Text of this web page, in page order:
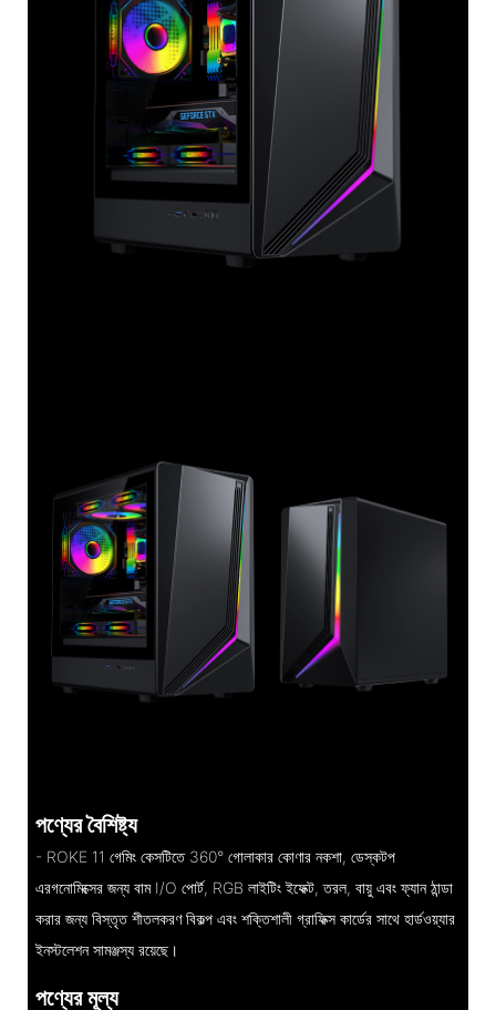
পণ্যের বৈশিষ্ট্য
- ROKE 11 গেমিং কেসটিতে 360° গোলাকার কোণার নকশা, ডেস্কটপ
এরগনোমিক্সের জন্য বাম I/O পোর্ট, RGB লাইটিং ইফেক্ট, তরল, বায়ু এবং ফ্যান ঠান্ডা
করার জন্য বিস্তৃত শীতলকরণ বিকল্প এবং শক্তিশালী গ্রাফিক্স কার্ডের সাথে হার্ডওয়্যার
ইনস্টলেশন সামঞ্জস্য রয়েছে।
পণ্যের মূল্য